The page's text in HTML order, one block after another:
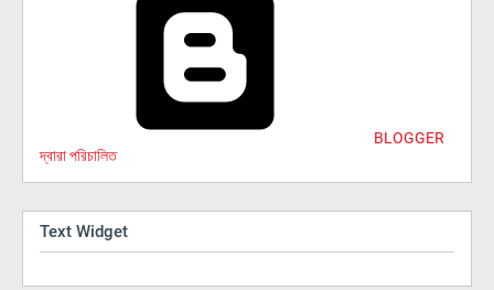
BLOGGER
দ্বারা পরিচালিত
Text Widget